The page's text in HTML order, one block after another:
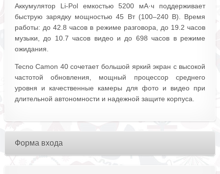
Аккумулятор Li-Pol емкостью 5200 мА·ч поддерживает
быструю зарядку мощностью 45 Вт (100–240 В). Время
работы: до 42.8 часов в режиме разговора, до 19.2 часов
музыки, до 10.7 часов видео и до 698 часов в режиме
ожидания.
Tecno Camon 40 сочетает большой яркий экран с высокой
частотой обновления, мощный процессор среднего
уровня и качественные камеры для фото и видео при
длительной автономности и надежной защите корпуса.
Форма входа